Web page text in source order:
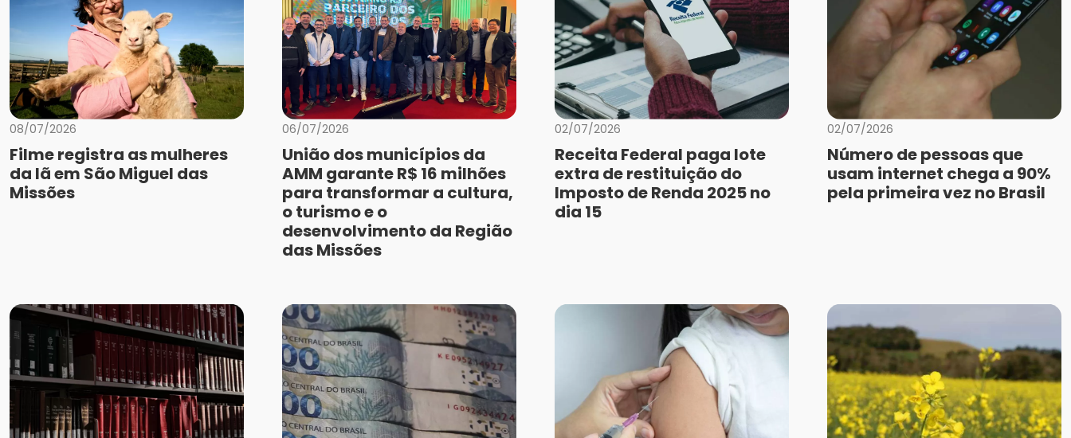
08/07/2026
​Filme registra as mulheres
da lã em São Miguel das
Missões
06/07/2026
União dos municípios da
AMM garante R$ 16 milhões
para transformar a cultura,
o turismo e o
desenvolvimento da Região
das Missões
02/07/2026
Receita Federal paga lote
extra de restituição do
Imposto de Renda 2025 no
dia 15
02/07/2026
Número de pessoas que
usam internet chega a 90%
pela primeira vez no Brasil